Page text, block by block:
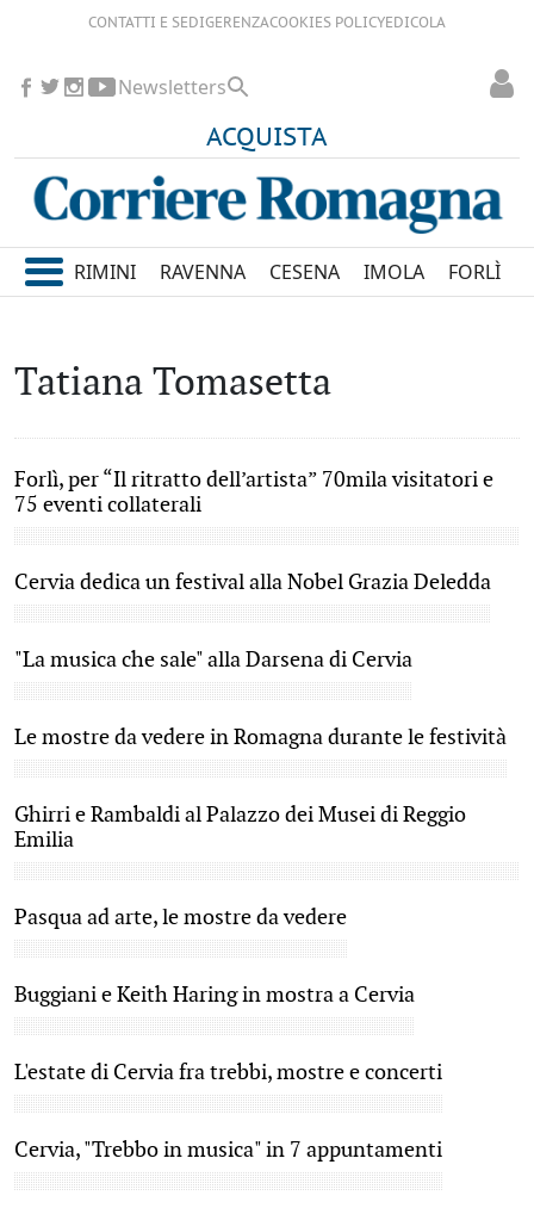
CONTATTI E SEDIGERENZACOOKIES POLICYEDICOLA
ACQUISTA
Newsletters
RIMINI RAVENNA CESENA IMOLA FORLÌ
Tatiana Tomasetta
Forlì, per “Il ritratto dell’artista” 70mila visitatori e
75 eventi collaterali
Cervia dedica un festival alla Nobel Grazia Deledda
"La musica che sale" alla Darsena di Cervia
Le mostre da vedere in Romagna durante le festività
Ghirri e Rambaldi al Palazzo dei Musei di Reggio
Emilia
Pasqua ad arte, le mostre da vedere
Buggiani e Keith Haring in mostra a Cervia
L'estate di Cervia fra trebbi, mostre e concerti
Cervia, "Trebbo in musica" in 7 appuntamenti